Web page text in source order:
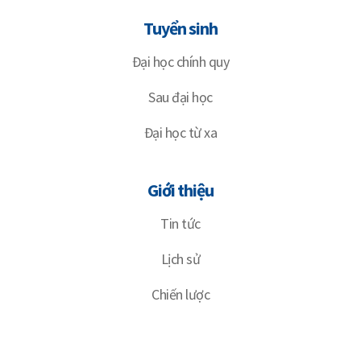
Tuyển sinh
Đại học chính quy
Sau đại học
Đại học từ xa
Giới thiệu
Tin tức
Lịch sử
Chiến lược